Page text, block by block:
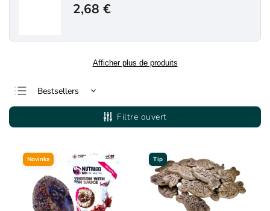
2,68 €
Afficher plus de produits
Bestsellers
Le moins cher
Le plus cher
Filtre ouvert
Novinka Tip